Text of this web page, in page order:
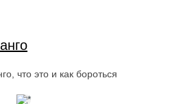
что это и как бороться